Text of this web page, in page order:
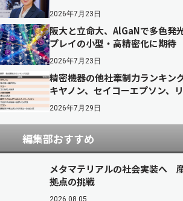
2026年7月23日
阪大と立命大、AlGaNで多色発
プレイの小型・高精密化に期待
2026年7月23日
精密機器の他社牽制力ランキ
キヤノン、セイコーエプソン、
2026年7月29日
編集部おすすめ
メタマテリアルの社会実装へ
拠点の挑戦
2026.08.05